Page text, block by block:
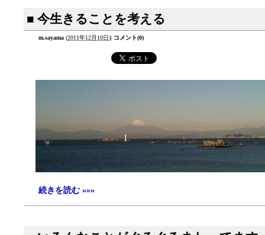
■ 今生きることを考える
m.sayama (2011年12月10日) コメント(0)
続きを読む »»»